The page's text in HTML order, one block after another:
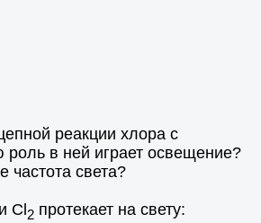
реакции хлора с
в ней играет освещение?
частота света?
и Cl2 протекает на свету: